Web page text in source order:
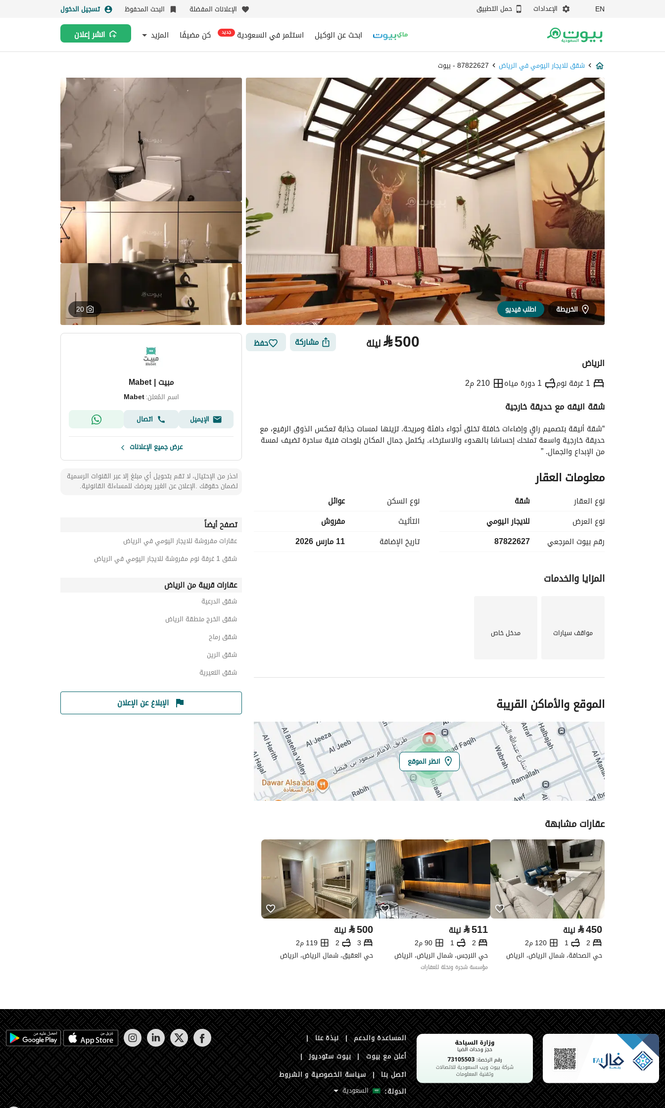
EN الإعدادات حمل التطبيق الإعلانات المفضلة البحث المحفوظ تسجيل الدخول
ابحث عن الوكيل استثمر في السعودية جديد كن مضيفًا المزيد انشر إعلان
شقق للايجار اليومي في الرياض 87822627 - بيوت
الخريطة اطلب فيديو 20
⃁500 ليلة مشاركة حفظ
الرياض
1 غرفة نوم 1 دورة مياه 210 م2
شقة انيقه مع حديقة خارجية
من الإبداع والجمال. ”
معلومات العقار
نوع العقار
شقة
نوع العرض
للايجار اليومي
رقم بيوت المرجعي
87822627
نوع السكن
عوائل
التأثيث
مفروش
تاريخ الإضافة
11 مارس 2026
المزايا والخدمات
مواقف سيارات مدخل خاص
الموقع والأماكن القريبة
انظر الموقع
عقارات مشابهة
⃁450 ليلة
2
1
120 م2
حي الصحافة، شمال الرياض، الرياض
⃁511 ليلة
2
1
90 م2
حي النرجس، شمال الرياض، الرياض
مؤسسة شجرة ونخلة للعقارات
⃁500 ليلة
3
2
119 م2
حي العقيق، شمال الرياض، الرياض
مبيت | Mabet
اسم المُعلن:Mabet
الإيميل
اتصال
عرض جميع الإعلانات
احذر من الإحتيال، لا تقم بتحويل أي مبلغ إلا عبر القنوات الرسمية
لضمان حقوقك .الإعلان عن الغير يعرضك للمساءلة القانونية.
تصفح أيضاً
عقارات مفروشة للايجار اليومي في الرياض
شقق 1 غرفة نوم مفروشة للايجار اليومي في الرياض
عقارات قريبة من الرياض
شقق الدرعية
شقق الخرج منطقة الرياض
شقق رماح
شقق الرين
شقق النعيرية
الإبلاغ عن الإعلان
المساعدة والدعم | نبذة عنا |
أعلن مع بيوت | بيوت ستوديوز |
اتصل بنا | سياسة الخصوصية و الشروط
الدولة:
السعودية